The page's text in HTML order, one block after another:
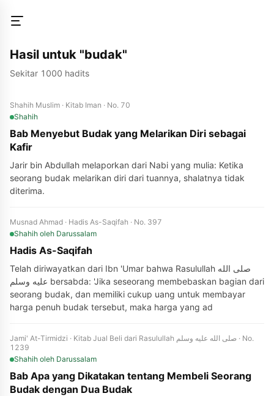
Hasil untuk "budak"
Sekitar 1000 hadits
Shahih Muslim · Kitab Iman · No. 70
Shahih
Bab Menyebut Budak yang Melarikan Diri sebagai
Kafir
Jarir bin Abdullah melaporkan dari Nabi yang mulia: Ketika
seorang budak melarikan diri dari tuannya, shalatnya tidak
diterima.
Musnad Ahmad · Hadis As-Saqifah · No. 397
Shahih oleh Darussalam
Hadis As-Saqifah
Telah diriwayatkan dari Ibn 'Umar bahwa Rasulullah صلى الله
عليه وسلم bersabda: 'Jika seseorang membebaskan bagian dari
seorang budak, dan memiliki cukup uang untuk membayar
harga penuh budak tersebut, maka harga yang ad
Jami' At-Tirmidzi · Kitab Jual Beli dari Rasulullah صلى الله عليه وسلم · No.
1239
Shahih oleh Darussalam
Bab Apa yang Dikatakan tentang Membeli Seorang
Budak dengan Dua Budak